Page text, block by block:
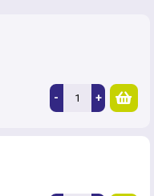
- +